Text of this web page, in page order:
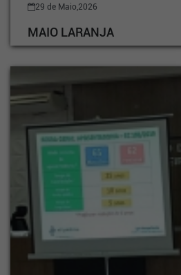
29 de Maio,2026
MAIO LARANJA